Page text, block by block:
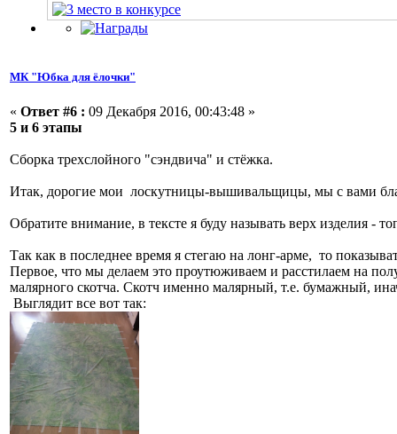
МК "Юбка для ёлочки"
« Ответ #6 : 09 Декабря 2016, 00:43:48 »
5 и 6 этапы
Сборка трехслойного "сэндвича" и стёжка.
Итак, дорогие мои лоскутницы-вышивальщицы, мы с вами
Обратите внимание, в тексте я буду называть верх изделия -
Так как в последнее время я стегаю на лонг-арме, то
Первое, что мы делаем это проутюживаем и расстилаем на
малярного скотча. Скотч именно малярный, т.е. бумажный,
Выглядит все вот так: